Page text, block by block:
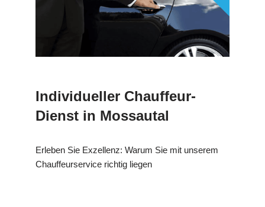
Individueller Chauffeur-
Dienst in Mossautal
Erleben Sie Exzellenz: Warum Sie mit unserem
Chauffeurservice richtig liegen